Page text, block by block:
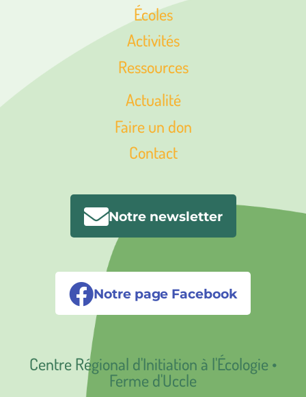
Écoles
Activités
Ressources
Actualité
Faire un don
Contact
Notre newsletter
Notre page Facebook
Centre Régional d'Initiation à l'Écologie •
Ferme d'Uccle